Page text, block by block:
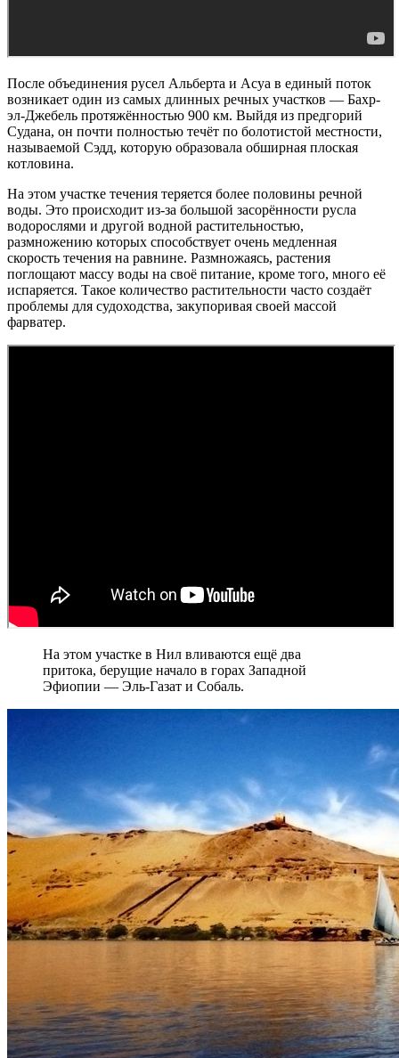
После объединения русел Альберта и Асуа в единый поток
возникает один из самых длинных речных участков — Бахр-
эл-Джебель протяжённостью 900 км. Выйдя из предгорий
Судана, он почти полностью течёт по болотистой местности,
называемой Сэдд, которую образовала обширная плоская
котловина.
На этом участке течения теряется более половины речной
воды. Это происходит из-за большой засорённости русла
водорослями и другой водной растительностью,
размножению которых способствует очень медленная
скорость течения на равнине. Размножаясь, растения
поглощают массу воды на своё питание, кроме того, много её
испаряется. Такое количество растительности часто создаёт
проблемы для судоходства, закупоривая своей массой
фарватер.
На этом участке в Нил вливаются ещё два
притока, берущие начало в горах Западной
Эфиопии — Эль-Газат и Собаль.